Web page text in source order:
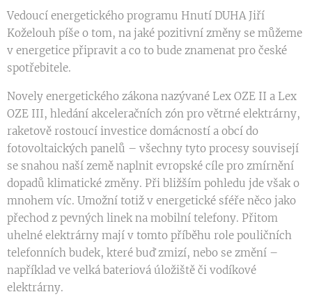
Vedoucí energetického programu Hnutí DUHA Jiří
Koželouh píše o tom, na jaké pozitivní změny se můžeme
v energetice připravit a co to bude znamenat pro české
spotřebitele.
Novely energetického zákona nazývané Lex OZE II a Lex
OZE III, hledání akceleračních zón pro větrné elektrárny,
raketově rostoucí investice domácností a obcí do
fotovoltaických panelů – všechny tyto procesy souvisejí
se snahou naší země naplnit evropské cíle pro zmírnění
dopadů klimatické změny. Při bližším pohledu jde však o
mnohem víc. Umožní totiž v energetické sféře něco jako
přechod z pevných linek na mobilní telefony. Přitom
uhelné elektrárny mají v tomto příběhu role pouličních
telefonních budek, které buď zmizí, nebo se změní –
například ve velká bateriová úložiště či vodíkové
elektrárny.